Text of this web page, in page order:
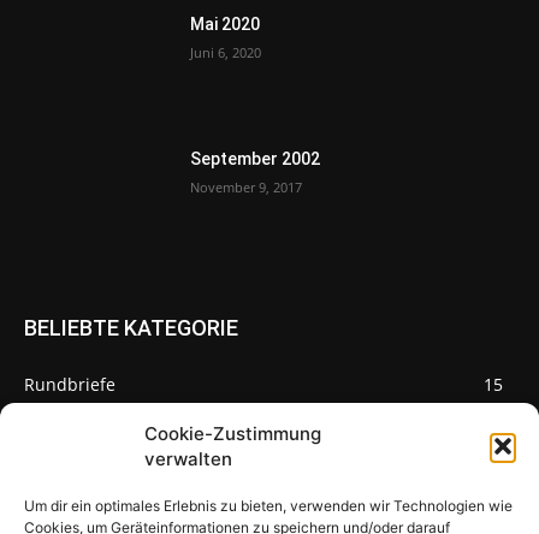
Cookie-Zustimmung
verwalten
Um dir ein optimales Erlebnis zu bieten, verwenden wir Technologien wie
Cookies, um Geräteinformationen zu speichern und/oder darauf
Mai 2020
Juni 6, 2020
September 2002
November 9, 2017
BELIEBTE KATEGORIE
Rundbriefe
15